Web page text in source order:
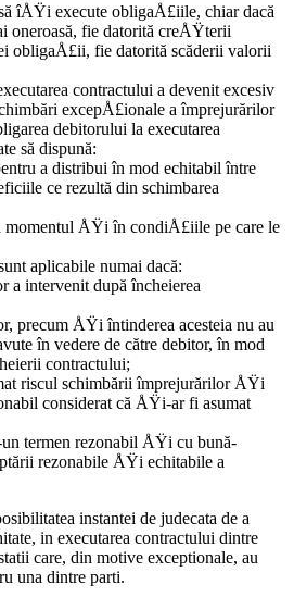
îÅŸi execute obligaÅ£iile, chiar dacă
oneroasă, fie datorită creÅŸterii
obligaÅ£ii, fie datorită scăderii valorii
contractului a devenit excesiv
excepÅ£ionale a împrejurărilor
debitorului la executarea
să dispună:
a distribui în mod echitabil între
ce rezultă din schimbarea
momentul ÅŸi în condiÅ£iile pe care le
aplicabile numai dacă:
a intervenit după încheierea
precum ÅŸi întinderea acesteia nu au
în vedere de către debitor, în mod
contractului;
riscul schimbării împrejurărilor ÅŸi
considerat că ÅŸi-ar fi asumat
termen rezonabil ÅŸi cu bună-
rezonabile ÅŸi echitabile a
instantei de judecata de a
in executarea contractului dintre
care, din motive exceptionale, au
una dintre parti.